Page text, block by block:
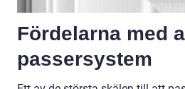
Fördelarna med
passersystem